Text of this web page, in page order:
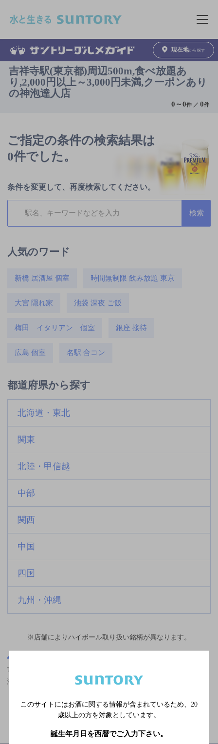
メニュ
現在地から探す
吉祥寺駅(東京都)周辺500m,食べ放題あ
り,2,000円以上～3,000円未満,クーポンあり
の神泡達人店
0 ～0件 ／0件
ご指定の条件の検索結果は
0件でした。
条件を変更して、再度検索してください。
人気のワード
新橋 居酒屋 個室 時間無制限 飲み放題 東京
大宮 隠れ家 池袋 深夜 ご飯
梅田 イタリアン 個室 銀座 接待
広島 個室 名駅 合コン
都道府県から探す
北海道・東北
関東
北陸・甲信越
中部
関西
中国
四国
九州・沖縄
※店舗によりハイボール取り扱い銘柄が異なります。
吉祥寺駅(東京都)周辺500m,食べ放題あり,2,000円以上～3,000円未
満,クーポンありの神泡達人店
関連ページ
このサイトにはお酒に関する情報が含まれているため、 20
歳以上の方を対象としています。
誕生年月日を西暦でご入力下さい。